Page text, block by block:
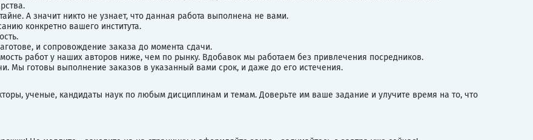
А значит никто не узнает, что данная работа выполнена не вами.
конкретно вашего института.
и сопровождение заказа до момента сдачи.
работ у наших авторов ниже, чем по рынку. Вдобавок мы работаем без привлечения посредников.
Мы готовы выполнение заказов в указанный вами срок, и даже до его истечения.
ученые, кандидаты наук по любым дисциплинам и темам. Доверьте им ваше задание и улучите время на то, что